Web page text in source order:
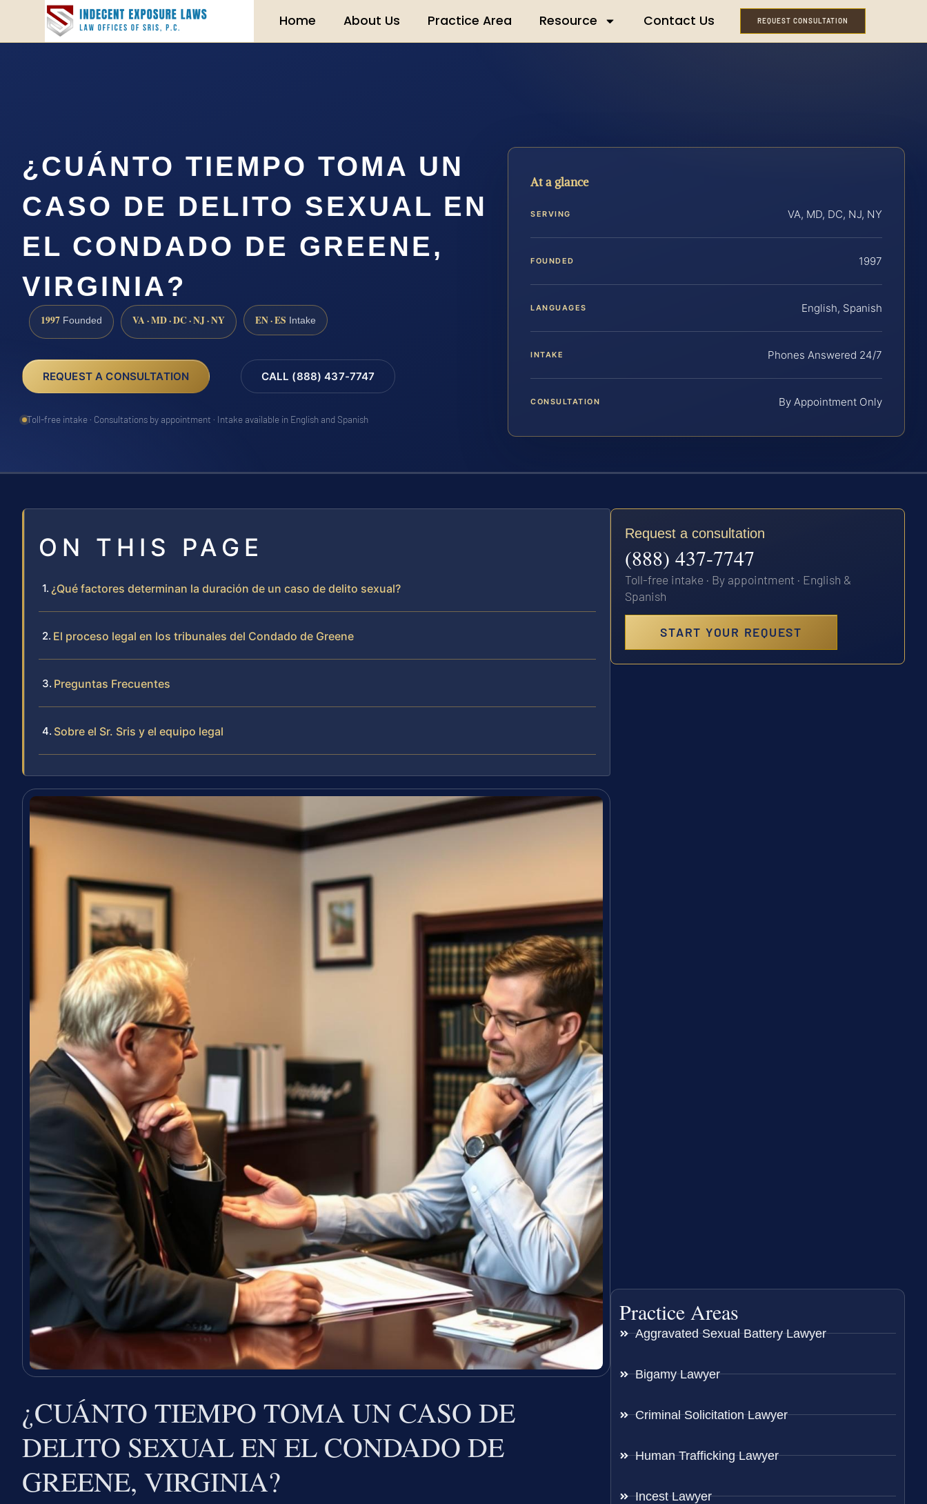
Home About Us Practice Area Resource Contact Us REQUEST CONSULTATION
¿CUÁNTO TIEMPO TOMA UN
CASO DE DELITO SEXUAL EN
EL CONDADO DE GREENE,
VIRGINIA?
1997 Founded VA · MD · DC · NJ · NY EN · ES Intake
REQUEST A CONSULTATION CALL (888) 437-7747
Toll-free intake · Consultations by appointment · Intake available in English and Spanish
At a glance
SERVING VA, MD, DC, NJ, NY
FOUNDED 1997
LANGUAGES English, Spanish
INTAKE Phones Answered 24/7
CONSULTATION By Appointment Only
ON THIS PAGE
¿Qué factores determinan la duración de un caso de delito sexual?
El proceso legal en los tribunales del Condado de Greene
Preguntas Frecuentes
Sobre el Sr. Sris y el equipo legal
¿CUÁNTO TIEMPO TOMA UN CASO DE
DELITO SEXUAL EN EL CONDADO DE
GREENE, VIRGINIA?
Request a consultation
(888) 437-7747
Toll-free intake · By appointment · English &
Spanish
START YOUR REQUEST
Practice Areas
Aggravated Sexual Battery Lawyer
Bigamy Lawyer
Criminal Solicitation Lawyer
Human Trafficking Lawyer
Incest Lawyer